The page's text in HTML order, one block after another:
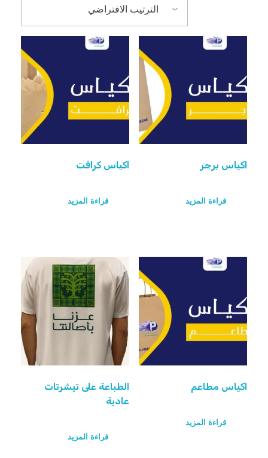
اكياس برجر
قراءة المزيد
اكياس كرافت
قراءة المزيد
اكياس مطاعم
قراءة المزيد
الطباعة على تيشرتات
عادية
قراءة المزيد